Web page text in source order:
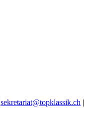
sekretariat@topklassik.ch |